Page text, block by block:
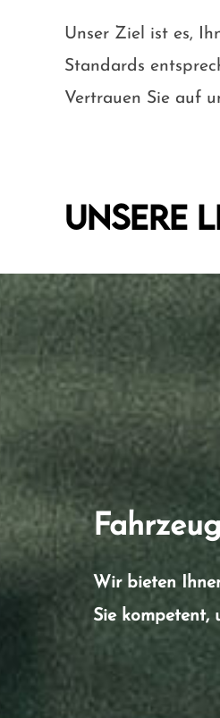
Unser Ziel ist es,
Standards
Vertrauen Sie auf
Unsere
Wir bieten
Sie kompetent,